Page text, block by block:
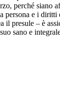
perché siano
persona e i diritti
il presule – è
sano e